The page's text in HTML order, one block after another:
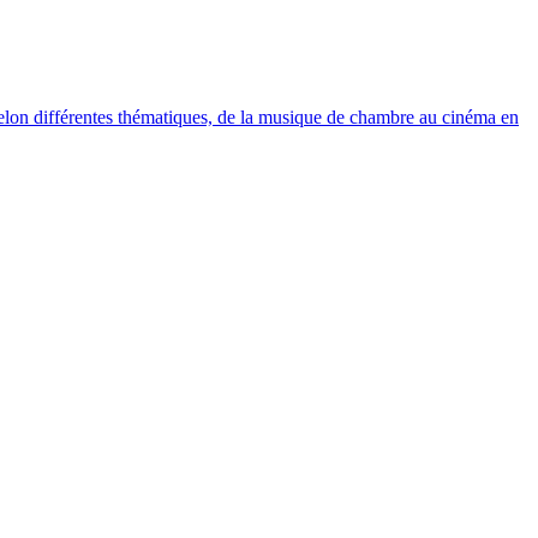
différentes thématiques, de la musique de chambre au cinéma en